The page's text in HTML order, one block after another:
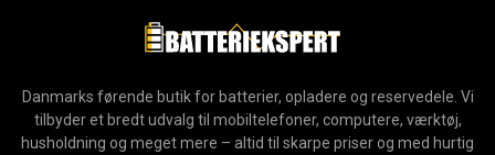
Danmarks førende butik for batterier, opladere og reservedele. Vi
tilbyder et bredt udvalg til mobiltelefoner, computere, værktøj,
husholdning og meget mere – altid til skarpe priser og med hurtig